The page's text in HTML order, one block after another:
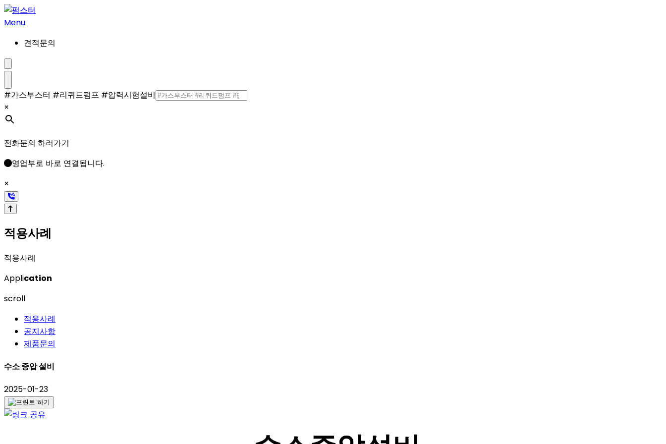
콘
텐
건
너
뛰
기
Menu
견적문의
검
설
정/
해
제
메
#가스부스터 #리퀴드펌프 #압력시험설비
×
전화문의 하러가기
영업부로 바로 연결됩니다.
×
적용사례
적용사례
Application
scroll
적용사례
공지사항
제품문의
수소 증압 설비
2025-01-23